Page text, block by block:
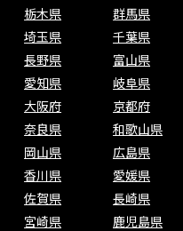
栃木県
群馬県
埼玉県
千葉県
長野県
富山県
愛知県
岐阜県
大阪府
京都府
奈良県
和歌山県
岡山県
広島県
香川県
愛媛県
佐賀県
長崎県
宮崎県
鹿児島県